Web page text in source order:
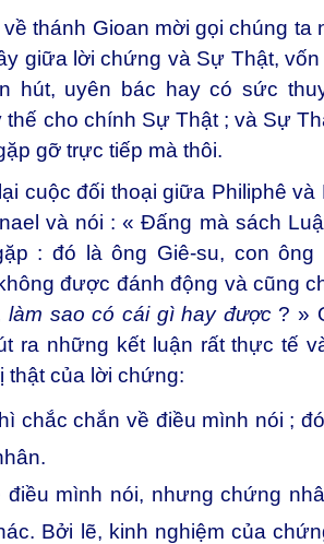
thánh Gioan mời gọi chúng ta
giữa lời chứng và Sự Thật,
hút, uyên bác hay có sức
thế cho chính Sự Thật ; và Sự
gỡ trực tiếp mà thôi.
cuộc đối thoại giữa Philiphê và
và nói : « Đấng mà sách
: đó là ông Giê-su, con ông
được đánh động và cũng
làm sao có cái gì hay được? »
ra những kết luận rất thực tế
thật của lời chứng:
chắc chắn về điều mình nói ;
điều mình nói, nhưng chứng
Bởi lẽ, kinh nghiệm của